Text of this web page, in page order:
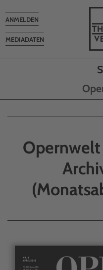
MEDIADATEN
Toggle
navigation
ANMELDEN